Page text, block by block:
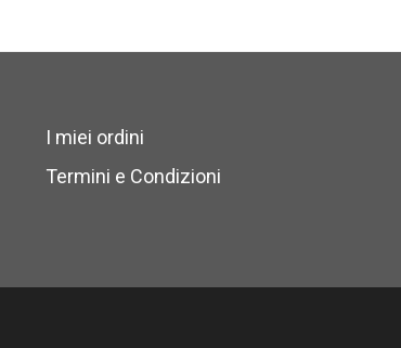
I miei ordini
Termini e Condizioni